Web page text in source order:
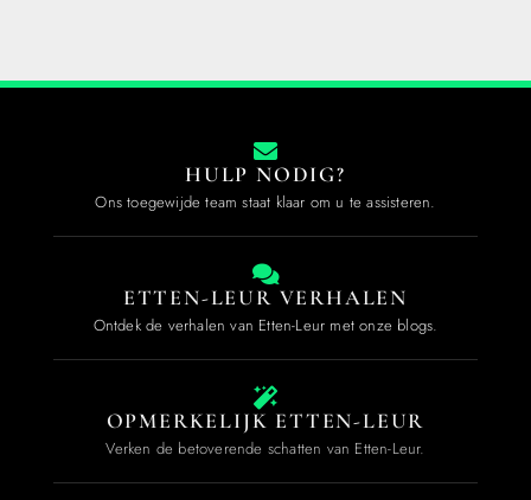
HULP NODIG?
Ons toegewijde team staat klaar om u te assisteren.
ETTEN-LEUR VERHALEN
Ontdek de verhalen van Etten-Leur met onze blogs.
OPMERKELIJK ETTEN-LEUR
Verken de betoverende schatten van Etten-Leur.